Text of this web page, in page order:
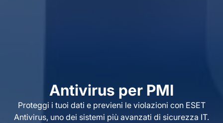
Antivirus per PMI
Proteggi i tuoi dati e previeni le violazioni con ESET
Antivirus, uno dei sistemi più avanzati di sicurezza IT.